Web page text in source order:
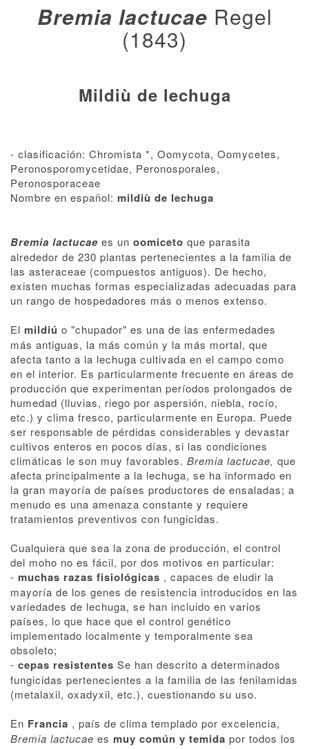
Bremia lactucae Regel
(1843)
Mildiù de lechuga
- clasificación: Chromista *, Oomycota, Oomycetes,
Peronosporomycetidae, Peronosporales,
Peronosporaceae
Nombre en español: mildiù de lechuga
Bremia lactucae es un oomiceto que parasita
alrededor de 230 plantas pertenecientes a la familia de
las asteraceae (compuestos antiguos). De hecho,
existen muchas formas especializadas adecuadas para
un rango de hospedadores más o menos extenso.
El mildiú o "chupador" es una de las enfermedades
más antiguas, la más común y la más mortal, que
afecta tanto a la lechuga cultivada en el campo como
en el interior. Es particularmente frecuente en áreas de
producción que experimentan períodos prolongados de
humedad (lluvias, riego por aspersión, niebla, rocío,
etc.) y clima fresco, particularmente en Europa. Puede
ser responsable de pérdidas considerables y devastar
cultivos enteros en pocos días, si las condiciones
climáticas le son muy favorables. Bremia lactucae, que
afecta principalmente a la lechuga, se ha informado en
la gran mayoría de países productores de ensaladas; a
menudo es una amenaza constante y requiere
tratamientos preventivos con fungicidas.
Cualquiera que sea la zona de producción, el control
del moho no es fácil, por dos motivos en particular:
- muchas razas fisiológicas , capaces de eludir la
mayoría de los genes de resistencia introducidos en las
variedades de lechuga, se han incluido en varios
países, lo que hace que el control genético
implementado localmente y temporalmente sea
obsoleto;
- cepas resistentes Se han descrito a determinados
fungicidas pertenecientes a la familia de las fenilamidas
(metalaxil, oxadyxil, etc.), cuestionando su uso.
En Francia , país de clima templado por excelencia,
Bremia lactucae es muy común y temida por todos los